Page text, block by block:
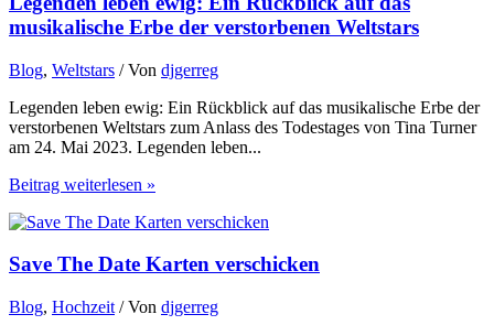
musikalische Erbe der verstorbenen Weltstars
Blog, Weltstars / Von djgerreg
Legenden leben ewig: Ein Rückblick auf das musikalische Erbe der
verstorbenen Weltstars zum Anlass des Todestages von Tina Turner
am 24. Mai 2023. Legenden leben...
Beitrag weiterlesen »
Save The Date Karten verschicken
Blog, Hochzeit / Von djgerreg